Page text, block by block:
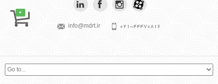
0
info@mdrt.ir 021-44470816